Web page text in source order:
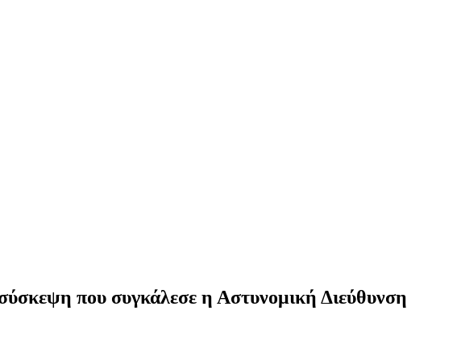
που συγκάλεσε η Αστυνομική Διεύθυνση